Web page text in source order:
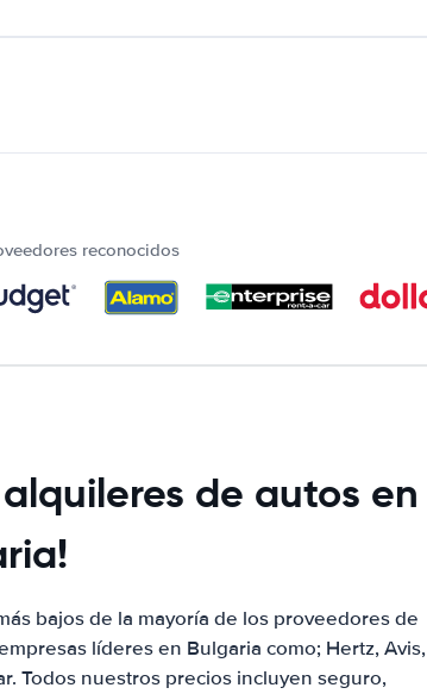
reconocidos
de autos en
bajos de la mayoría de los proveedores de
líderes en Bulgaria como; Hertz, Avis,
Todos nuestros precios incluyen seguro,